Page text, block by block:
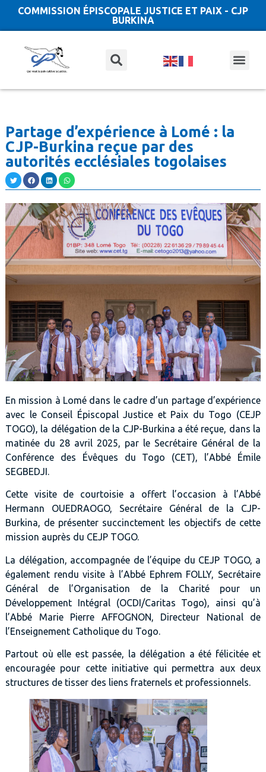
COMMISSION ÉPISCOPALE JUSTICE ET PAIX - CJP
BURKINA
Partage d’expérience à Lomé : la
CJP-Burkina reçue par des
autorités ecclésiales togolaises
En mission à Lomé dans le cadre d’un partage d’expérience
avec le Conseil Épiscopal Justice et Paix du Togo (CEJP
TOGO), la délégation de la CJP-Burkina a été reçue, dans la
matinée du 28 avril 2025, par le Secrétaire Général de la
Conférence des Évêques du Togo (CET), l’Abbé Émile
SEGBEDJI.
Cette visite de courtoisie a offert l’occasion à l’Abbé
Hermann OUEDRAOGO, Secrétaire Général de la CJP-
Burkina, de présenter succinctement les objectifs de cette
mission auprès du CEJP TOGO.
La délégation, accompagnée de l’équipe du CEJP TOGO, a
également rendu visite à l’Abbé Ephrem FOLLY, Secrétaire
Général de l’Organisation de la Charité pour un
Développement Intégral (OCDI/Caritas Togo), ainsi qu’à
l’Abbé Marie Pierre AFFOGNON, Directeur National de
l’Enseignement Catholique du Togo.
Partout où elle est passée, la délégation a été félicitée et
encouragée pour cette initiative qui permettra aux deux
structures de tisser des liens fraternels et professionnels.